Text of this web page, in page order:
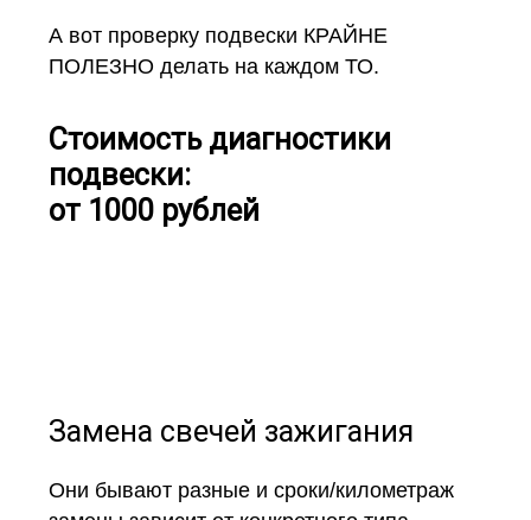
А вот проверку подвески КРАЙНЕ
ПОЛЕЗНО делать на каждом ТО.
Стоимость диагностики
подвески:
от 1000 рублей
Замена свечей зажигания
Они бывают разные и сроки/километраж